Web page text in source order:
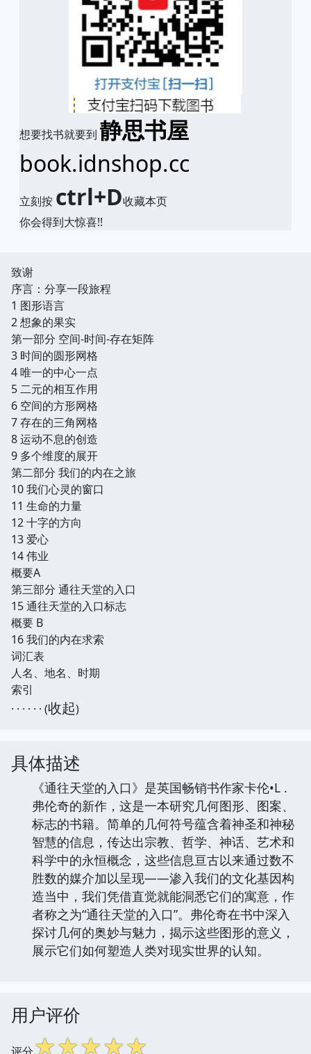
想要找书就要到 静思书屋
book.idnshop.cc
立刻按 ctrl+D收藏本页
你会得到大惊喜!!
致谢
序言：分享一段旅程
1 图形语言
2 想象的果实
第一部分 空间-时间-存在矩阵
3 时间的圆形网格
4 唯一的中心一点
5 二元的相互作用
6 空间的方形网格
7 存在的三角网格
8 运动不息的创造
9 多个维度的展开
第二部分 我们的内在之旅
10 我们心灵的窗口
11 生命的力量
12 十字的方向
13 爱心
14 伟业
概要A
第三部分 通往天堂的入口
15 通往天堂的入口标志
概要 B
16 我们的内在求索
词汇表
人名、地名、时期
索引
· · · · · · (收起)
具体描述
《通往天堂的入口》是英国畅销书作家卡伦•L .
弗伦奇的新作，这是一本研究几何图形、图案、
标志的书籍。简单的几何符号蕴含着神圣和神秘
智慧的信息，传达出宗教、哲学、神话、艺术和
科学中的永恒概念，这些信息亘古以来通过数不
胜数的媒介加以呈现——渗入我们的文化基因构
造当中，我们凭借直觉就能洞悉它们的寓意，作
者称之为“通往天堂的入口”。弗伦奇在书中深入
探讨几何的奥妙与魅力，揭示这些图形的意义，
展示它们如何塑造人类对现实世界的认知。
用户评价
☆☆☆☆☆